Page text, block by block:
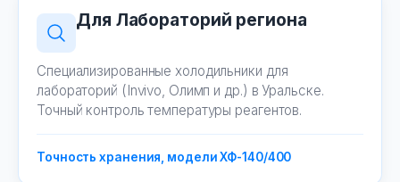
Для Лабораторий региона
Специализированные холодильники для
лабораторий (Invivo, Олимп и др.) в Уральске.
Точный контроль температуры реагентов.
Точность хранения, модели ХФ-140/400